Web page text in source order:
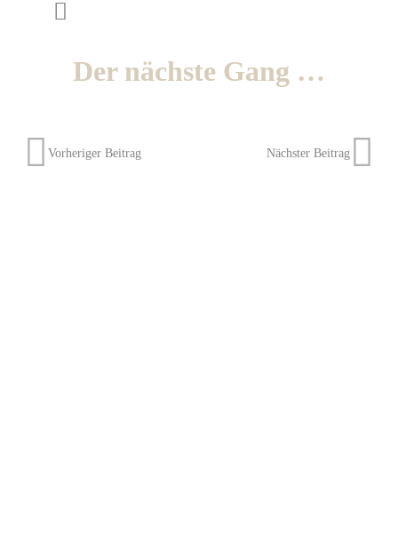
Der nächste Gang …
Vorheriger Beitrag Nächster Beitrag